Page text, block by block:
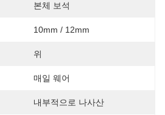
본체 보석
10mm / 12mm
위
매일 웨어
내부적으로 나사산